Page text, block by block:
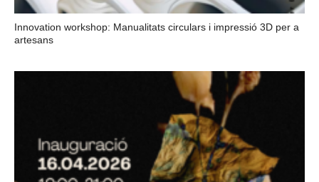
Innovation workshop: Manualitats circulars i impressió 3D per a
artesans